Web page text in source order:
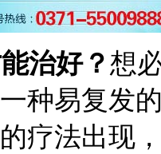
治好？想
种易复发
疗法出现